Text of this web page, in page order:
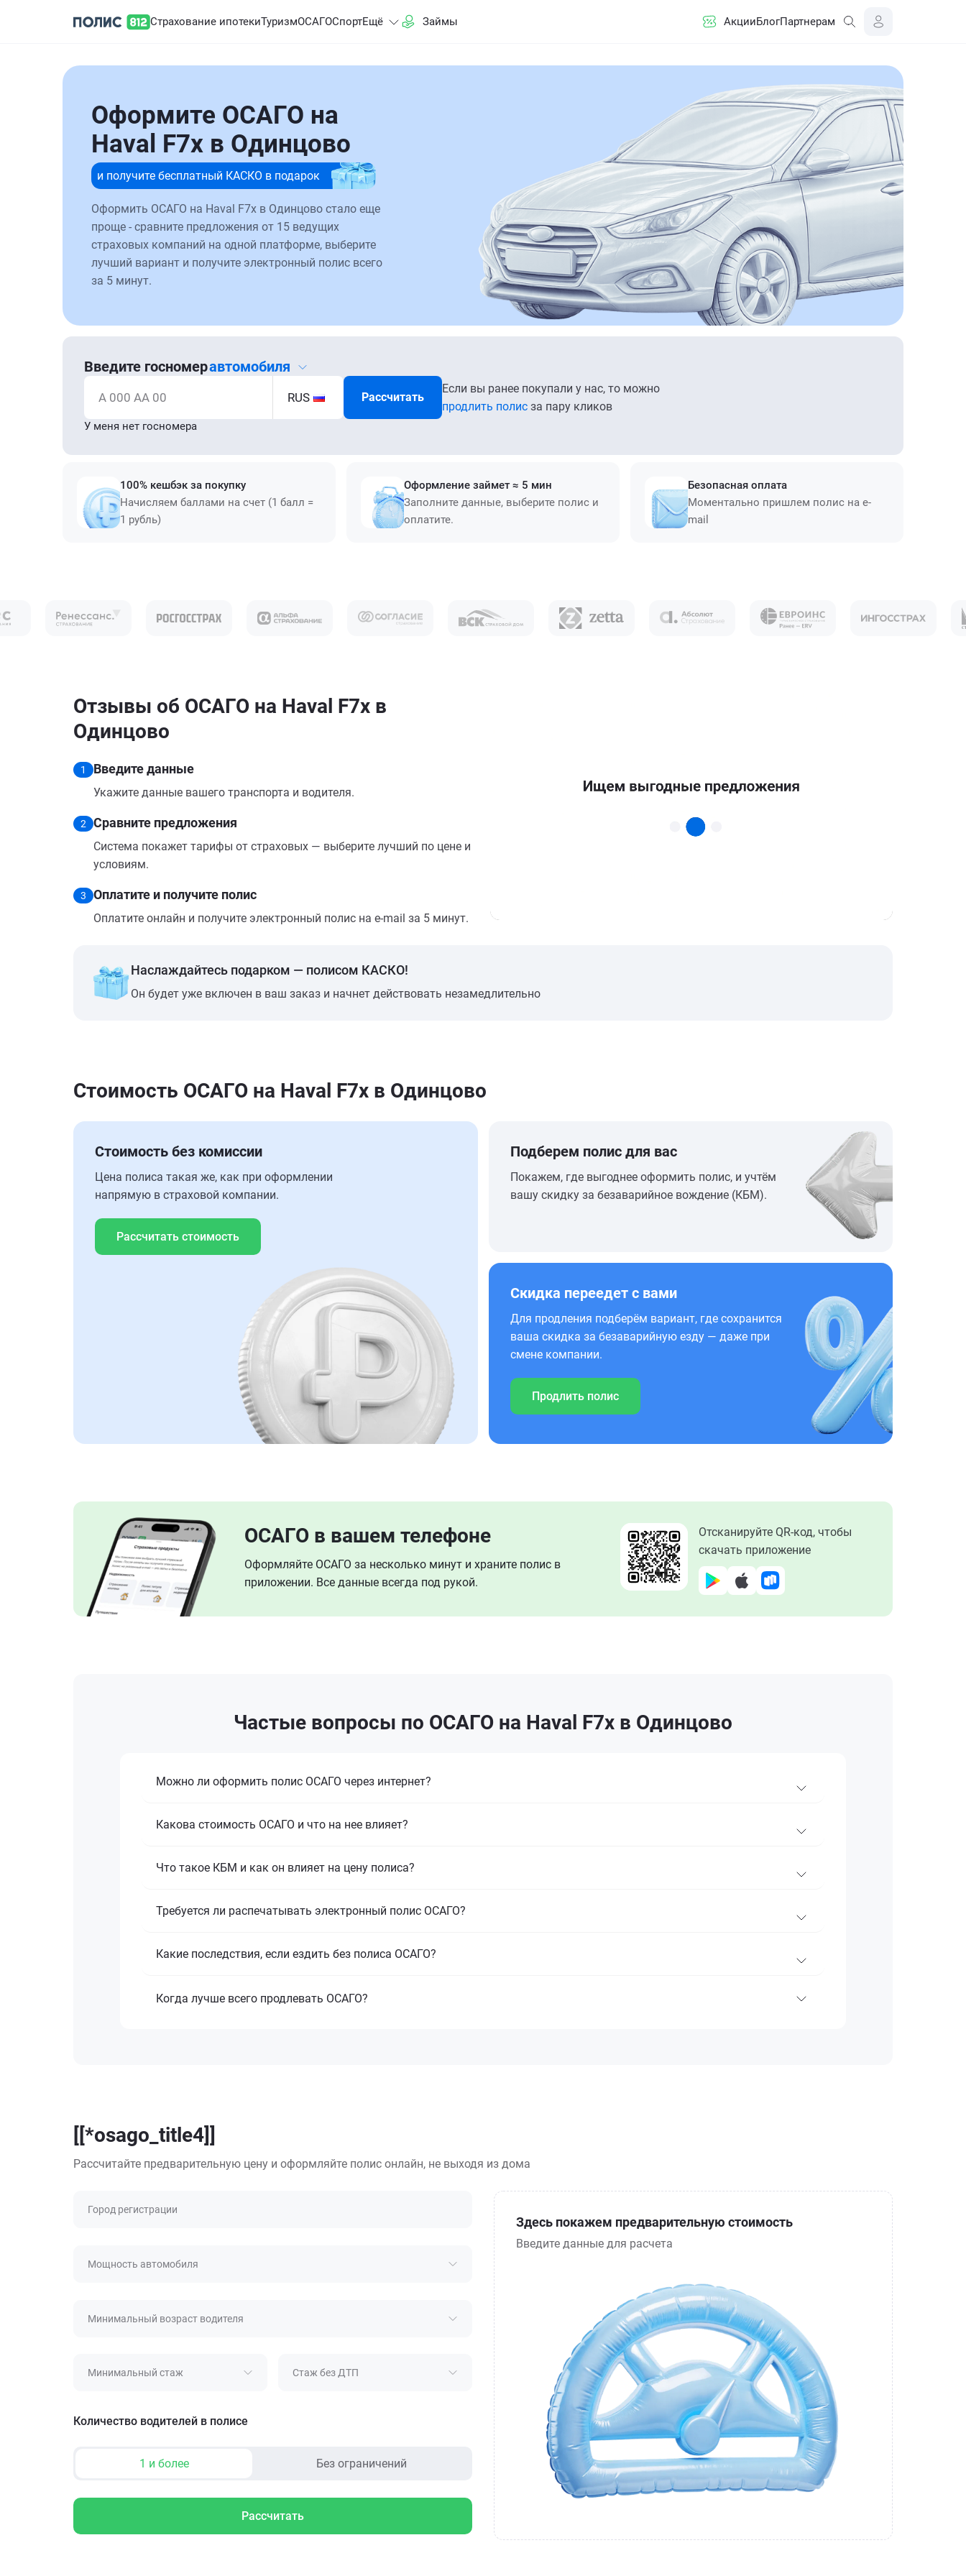
Страхование ипотекиТуризмОСАГОСпортЕщё Займы АкцииБлогПартнерам
Оформите ОСАГО на
Haval F7x в Одинцово
и получите бесплатный КАСКО в подарок
Оформить ОСАГО на Haval F7x в Одинцово стало еще
проще - сравните предложения от 15 ведущих
страховых компаний на одной платформе, выберите
лучший вариант и получите электронный полис всего
за 5 минут.
Введите госномеравтомобиля
А 000 АА 00 RUS Рассчитать
Если вы ранее покупали у нас, то можно
продлить полис за пару кликов
У меня нет госномера
100% кешбэк за покупку
Начисляем баллами на счет (1 балл =
1 рубль)
Оформление займет ≈ 5 мин
Заполните данные, выберите полис и
оплатите.
Безопасная оплата
Моментально пришлем полис на e-
mail
Отзывы об ОСАГО на Haval F7x в
Одинцово
1 Введите данные
Укажите данные вашего транспорта и водителя.
2 Сравните предложения
Система покажет тарифы от страховых — выберите лучший по цене и
условиям.
3 Оплатите и получите полис
Оплатите онлайн и получите электронный полис на e-mail за 5 минут.
Наслаждайтесь подарком — полисом КАСКО!
Он будет уже включен в ваш заказ и начнет действовать незамедлительно
Стоимость ОСАГО на Haval F7x в Одинцово
Стоимость без комиссии
Цена полиса такая же, как при оформлении
напрямую в страховой компании.
Рассчитать стоимость
Подберем полис для вас
Покажем, где выгоднее оформить полис, и учтём
вашу скидку за безаварийное вождение (КБМ).
Скидка переедет с вами
Для продления подберём вариант, где сохранится
ваша скидка за безаварийную езду — даже при
смене компании.
Продлить полис
ОСАГО в вашем телефоне
Оформляйте ОСАГО за несколько минут и храните полис в
приложении. Все данные всегда под рукой.
Отсканируйте QR-код, чтобы
скачать приложение
Частые вопросы по ОСАГО на Haval F7x в Одинцово
Можно ли оформить полис ОСАГО через интернет?
Какова стоимость ОСАГО и что на нее влияет?
Что такое КБМ и как он влияет на цену полиса?
Требуется ли распечатывать электронный полис ОСАГО?
Какие последствия, если ездить без полиса ОСАГО?
Когда лучше всего продлевать ОСАГО?
[[*osago_title4]]
Рассчитайте предварительную цену и оформляйте полис онлайн, не выходя из дома
Город регистрации
Мощность автомобиля
Минимальный возраст водителя
Минимальный стаж Стаж без ДТП
Количество водителей в полисе
1 и более Без ограничений
Рассчитать
Здесь покажем предварительную стоимость
Введите данные для расчета